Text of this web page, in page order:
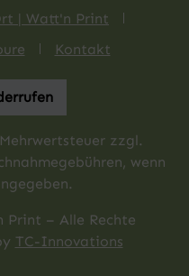
| Watt'n Print
Kontakt
zzgl.
wenn
– Alle Rechte
TC-Innovations